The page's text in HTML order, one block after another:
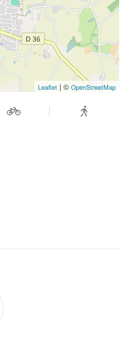
Leaflet | © OpenStreetMap